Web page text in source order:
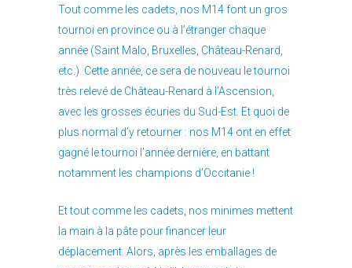
Tout comme les cadets, nos M14 font un gros
tournoi en province ou à l’étranger chaque
année (Saint Malo, Bruxelles, Château-Renard,
etc.). Cette année, ce sera de nouveau le tournoi
très relevé de Château-Renard à l’Ascension,
avec les grosses écuries du Sud-Est. Et quoi de
plus normal d’y retourner : nos M14 ont en effet
gagné le tournoi l’année dernière, en battant
notamment les champions d’Occitanie !
Et tout comme les cadets, nos minimes mettent
la main à la pâte pour financer leur
déplacement. Alors, après les emballages de